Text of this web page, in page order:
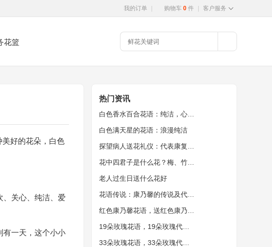
我的订单 购物车 0 件 客户服务
花篮
好的花朵，白色
、关心、纯洁、爱
有一天，这个小小
热门资讯
白色满天星的花语：浪漫纯洁
老人过生日送什么花好